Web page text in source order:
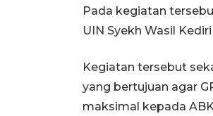
Pada kegiatan
UIN Syekh Wasil
Kegiatan tersebut
yang bertujuan agar
maksimal kepada